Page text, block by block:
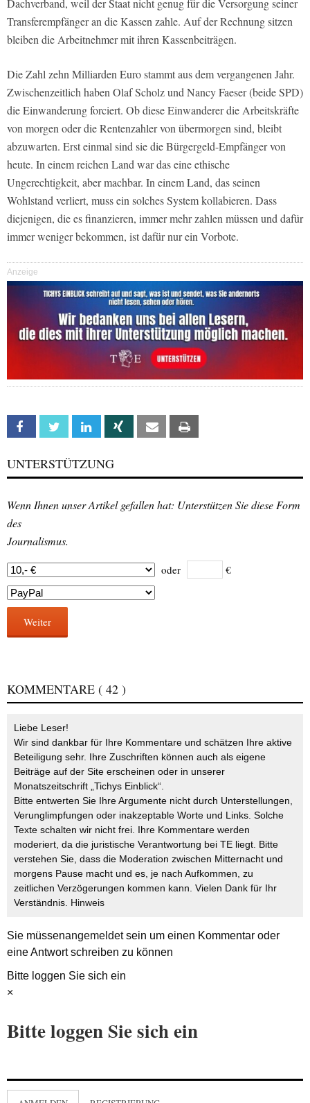
Dachverband, weil der Staat nicht genug für die Versorgung seiner
Transferempfänger an die Kassen zahle. Auf der Rechnung sitzen
bleiben die Arbeitnehmer mit ihren Kassenbeiträgen.
Die Zahl zehn Milliarden Euro stammt aus dem vergangenen Jahr.
Zwischenzeitlich haben Olaf Scholz und Nancy Faeser (beide SPD)
die Einwanderung forciert. Ob diese Einwanderer die Arbeitskräfte
von morgen oder die Rentenzahler von übermorgen sind, bleibt
abzuwarten. Erst einmal sind sie die Bürgergeld-Empfänger von
heute. In einem reichen Land war das eine ethische
Ungerechtigkeit, aber machbar. In einem Land, das seinen
Wohlstand verliert, muss ein solches System kollabieren. Dass
diejenigen, die es finanzieren, immer mehr zahlen müssen und dafür
immer weniger bekommen, ist dafür nur ein Vorbote.
Anzeige
Facebook Twitter Linkedin Xing Email
UNTERSTÜTZUNG
Wenn Ihnen unser Artikel gefallen hat: Unterstützen Sie diese Form
des
Journalismus.
oder €
Weiter
KOMMENTARE ( 42 )
Liebe Leser!
Wir sind dankbar für Ihre Kommentare und schätzen Ihre aktive
Beteiligung sehr. Ihre Zuschriften können auch als eigene
Beiträge auf der Site erscheinen oder in unserer
Monatszeitschrift „Tichys Einblick“.
Bitte entwerten Sie Ihre Argumente nicht durch Unterstellungen,
Verunglimpfungen oder inakzeptable Worte und Links. Solche
Texte schalten wir nicht frei. Ihre Kommentare werden
moderiert, da die juristische Verantwortung bei TE liegt. Bitte
verstehen Sie, dass die Moderation zwischen Mitternacht und
morgens Pause macht und es, je nach Aufkommen, zu
zeitlichen Verzögerungen kommen kann. Vielen Dank für Ihr
Verständnis. Hinweis
Sie müssenangemeldetsein um einen Kommentar oder
eine Antwort schreiben zu können
Bitte loggen Sie sich ein
×
Bitte loggen Sie sich ein